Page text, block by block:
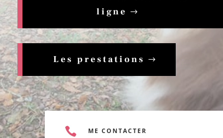
ligne
Les prestations
 ME CONTACTER